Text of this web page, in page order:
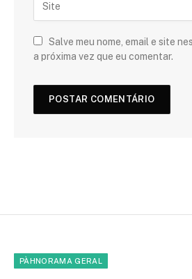
Salve meu nome, email e site
a próxima vez que eu comentar.
PÀHNORAMA GERAL